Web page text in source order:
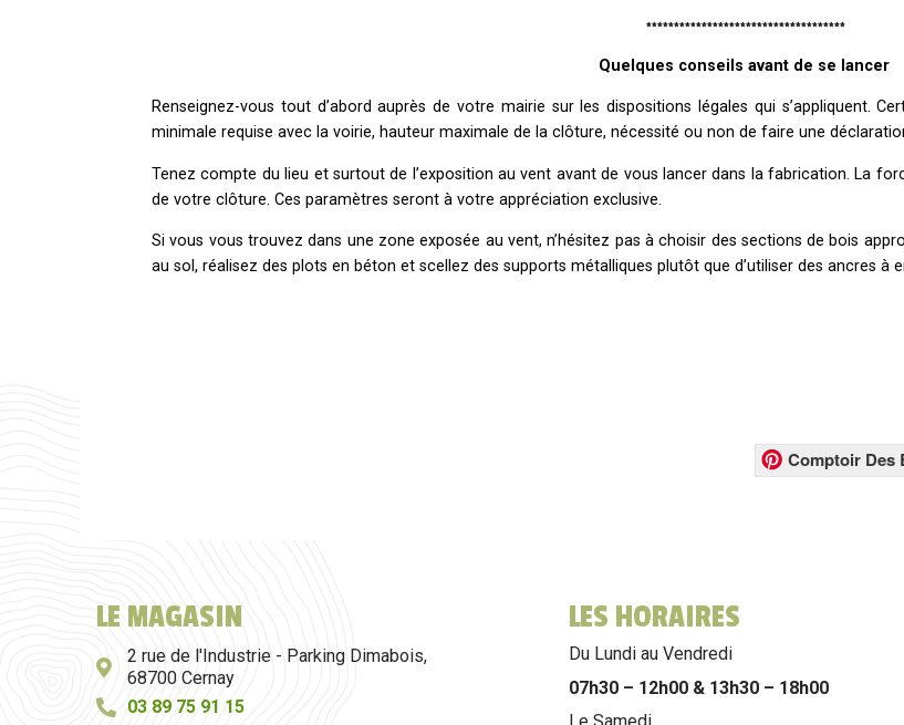
************************************
Quelques conseils avant de se lancer
Renseignez-vous tout d’abord auprès de votre mairie sur les dispositions légales qui s’appliquent.
minimale requise avec la voirie, hauteur maximale de la clôture, nécessité ou non de faire une
Tenez compte du lieu et surtout de l’exposition au vent avant de vous lancer dans la fabrication. La
de votre clôture. Ces paramètres seront à votre appréciation exclusive.
Si vous vous trouvez dans une zone exposée au vent, n’hésitez pas à choisir des sections de bois
au sol, réalisez des plots en béton et scellez des supports métalliques plutôt que d’utiliser des ancres à
Comptoir Des
LE MAGASIN
2 rue de l'Industrie - Parking Dimabois,
68700 Cernay
03 89 75 91 15
LES HORAIRES
Du Lundi au Vendredi
07h30 – 12h00 & 13h30 – 18h00